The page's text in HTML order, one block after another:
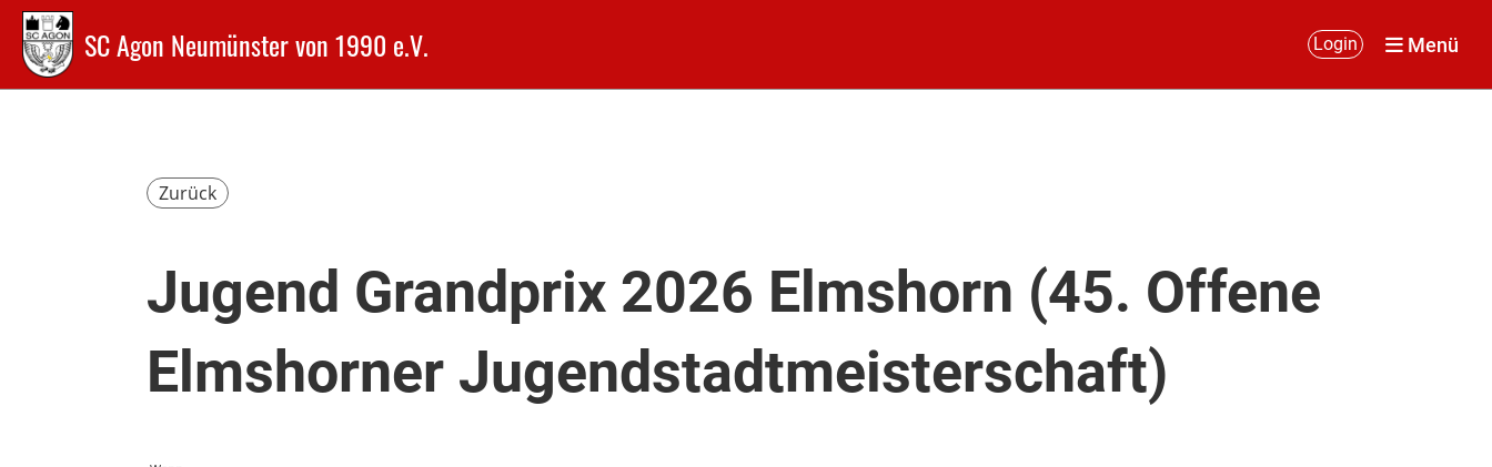
SC Agon Neumünster von 1990 e.V. Login Menü
Zurück
Jugend Grandprix 2026 Elmshorn (45. Offene
Elmshorner Jugendstadtmeisterschaft)